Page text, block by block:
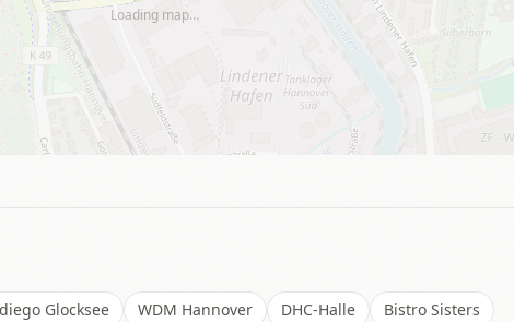
Loading map…
Glocksee WDM Hannover DHC-Halle Bistro Sisters